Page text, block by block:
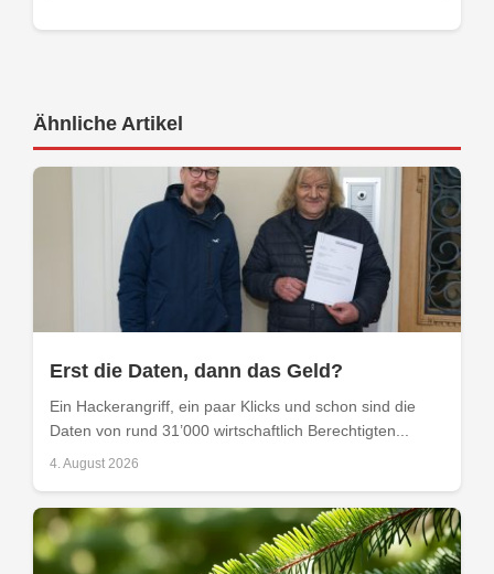
Ähnliche Artikel
Erst die Daten, dann das Geld?
Ein Hackerangriff, ein paar Klicks und schon sind die
Daten von rund 31’000 wirtschaftlich Berechtigten...
4. August 2026